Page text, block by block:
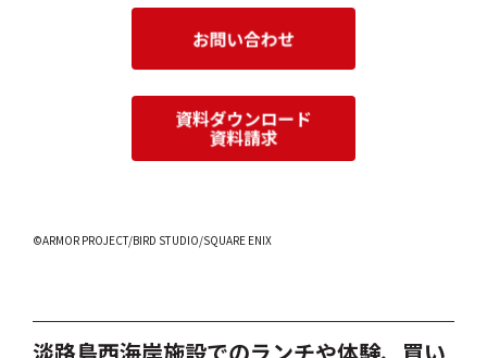
©ARMOR PROJECT/BIRD STUDIO/SQUARE ENIX